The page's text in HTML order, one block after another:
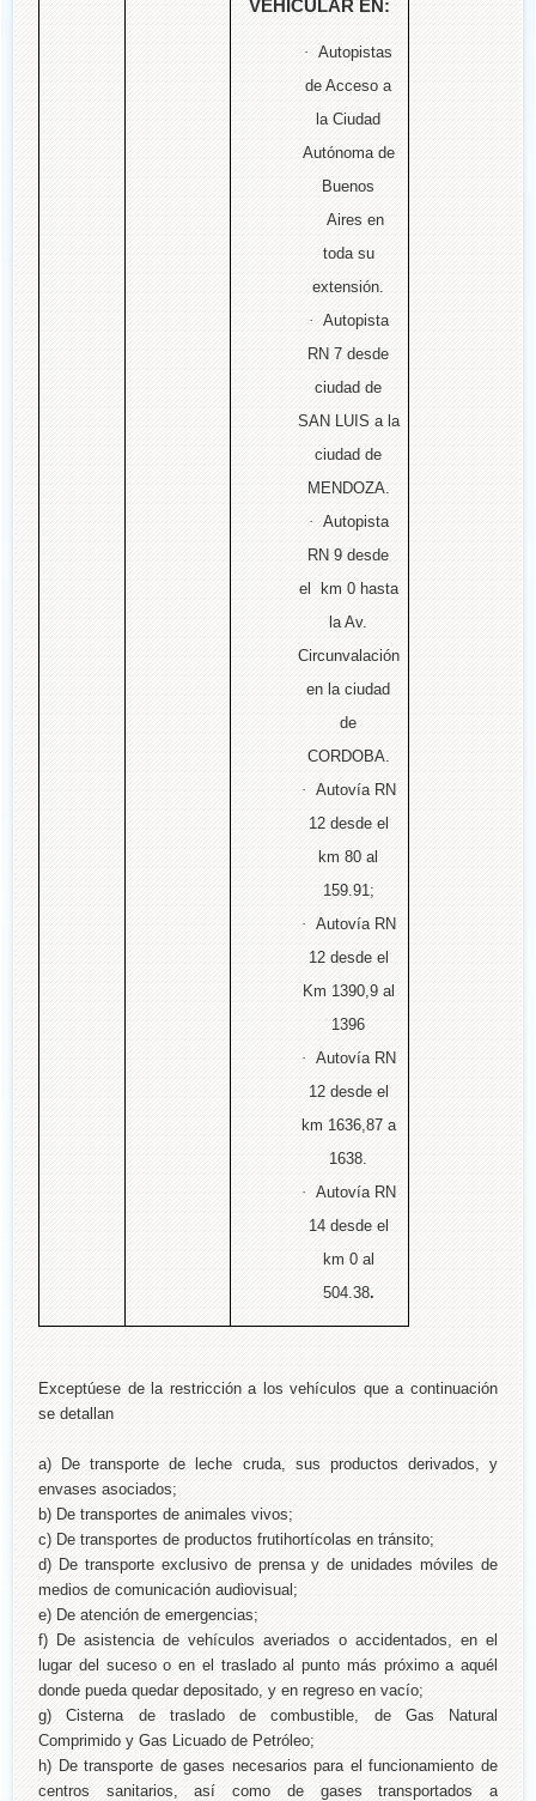
VEHICULAR EN:
· Autopistas
de Acceso a
la Ciudad
Autónoma de
Buenos
Aires en
toda su
extensión.
· Autopista
RN 7 desde
ciudad de
SAN LUIS a la
ciudad de
MENDOZA.
· Autopista
RN 9 desde
el km 0 hasta
la Av.
Circunvalación
en la ciudad
de
CORDOBA.
· Autovía RN
12 desde el
km 80 al
159.91;
· Autovía RN
12 desde el
Km 1390,9 al
1396
· Autovía RN
12 desde el
km 1636,87 a
1638.
· Autovía RN
14 desde el
km 0 al
504.38.
Exceptúese de la restricción a los vehículos que a continuación
se detallan
a) De transporte de leche cruda, sus productos derivados, y
envases asociados;
b) De transportes de animales vivos;
c) De transportes de productos frutihortícolas en tránsito;
d) De transporte exclusivo de prensa y de unidades móviles de
medios de comunicación audiovisual;
e) De atención de emergencias;
f) De asistencia de vehículos averiados o accidentados, en el
lugar del suceso o en el traslado al punto más próximo a aquél
donde pueda quedar depositado, y en regreso en vacío;
g) Cisterna de traslado de combustible, de Gas Natural
Comprimido y Gas Licuado de Petróleo;
h) De transporte de gases necesarios para el funcionamiento de
centros sanitarios, así como de gases transportados a